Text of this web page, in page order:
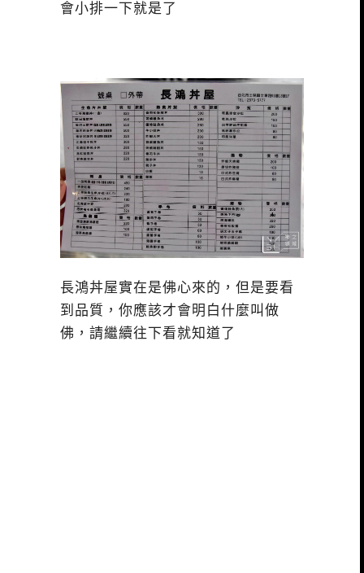
會小排一下就是了
長鴻丼屋實在是佛心來的，但是要看
到品質，你應該才會明白什麼叫做
佛，請繼續往下看就知道了